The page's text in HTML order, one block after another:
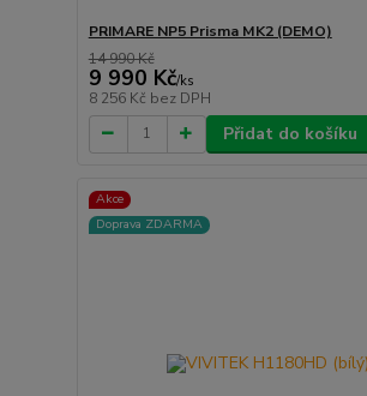
PRIMARE NP5 Prisma MK2 (DEMO)
14 990 Kč
9 990 Kč/ks
8 256 Kč bez DPH
Přidat do košíku
Akce
Doprava ZDARMA